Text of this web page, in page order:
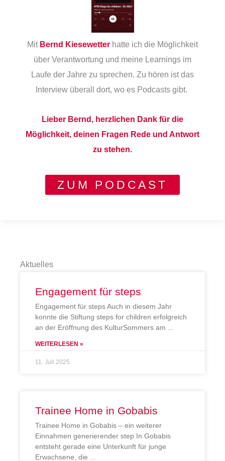
Mit Bernd Kiesewetter hatte ich die Möglichkeit
über Verantwortung und meine Learnings im
Laufe der Jahre zu sprechen. Zu hören ist das
Interview überall dort, wo es Podcasts gibt.
Lieber Bernd, herzlichen Dank für die
Möglichkeit, deinen Fragen Rede und Antwort
zu stehen.
ZUM PODCAST
Aktuelles
Engagement für steps
Engagement für steps Auch in diesem Jahr
konnte die Stiftung steps for children erfolgreich
an der Eröffnung des KulturSommers am
WEITERLESEN »
11. Juli 2025
Trainee Home in Gobabis
Trainee Home in Gobabis – ein weiterer
Einnahmen generierender step In Gobabis
entsteht gerade eine Unterkunft für junge
Erwachsene, die